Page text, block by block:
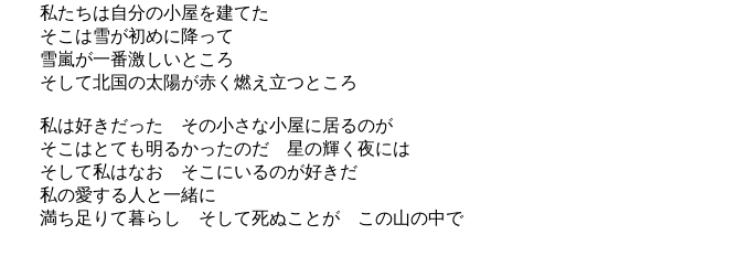
私たちは自分の小屋を建てた
そこは雪が初めに降って
雪嵐が一番激しいところ
そして北国の太陽が赤く燃え立つところ
私は好きだった その小さな小屋に居るのが
そこはとても明るかったのだ 星の輝く夜には
そして私はなお そこにいるのが好きだ
私の愛する人と一緒に
満ち足りて暮らし そして死ぬことが この山の中で